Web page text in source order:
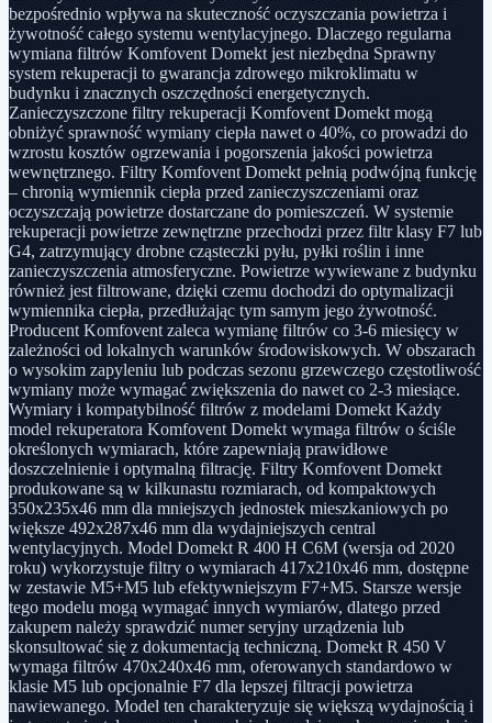
bezpośrednio wpływa na skuteczność oczyszczania powietrza i
żywotność całego systemu wentylacyjnego. Dlaczego regularna
wymiana filtrów Komfovent Domekt jest niezbędna Sprawny
system rekuperacji to gwarancja zdrowego mikroklimatu w
budynku i znacznych oszczędności energetycznych.
Zanieczyszczone filtry rekuperacji Komfovent Domekt mogą
obniżyć sprawność wymiany ciepła nawet o 40%, co prowadzi do
wzrostu kosztów ogrzewania i pogorszenia jakości powietrza
wewnętrznego. Filtry Komfovent Domekt pełnią podwójną funkcję
– chronią wymiennik ciepła przed zanieczyszczeniami oraz
oczyszczają powietrze dostarczane do pomieszczeń. W systemie
rekuperacji powietrze zewnętrzne przechodzi przez filtr klasy F7 lub
G4, zatrzymujący drobne cząsteczki pyłu, pyłki roślin i inne
zanieczyszczenia atmosferyczne. Powietrze wywiewane z budynku
również jest filtrowane, dzięki czemu dochodzi do optymalizacji
wymiennika ciepła, przedłużając tym samym jego żywotność.
Producent Komfovent zaleca wymianę filtrów co 3-6 miesięcy w
zależności od lokalnych warunków środowiskowych. W obszarach
o wysokim zapyleniu lub podczas sezonu grzewczego częstotliwość
wymiany może wymagać zwiększenia do nawet co 2-3 miesiące.
Wymiary i kompatybilność filtrów z modelami Domekt Każdy
model rekuperatora Komfovent Domekt wymaga filtrów o ściśle
określonych wymiarach, które zapewniają prawidłowe
doszczelnienie i optymalną filtrację. Filtry Komfovent Domekt
produkowane są w kilkunastu rozmiarach, od kompaktowych
350x235x46 mm dla mniejszych jednostek mieszkaniowych po
większe 492x287x46 mm dla wydajniejszych central
wentylacyjnych. Model Domekt R 400 H C6M (wersja od 2020
roku) wykorzystuje filtry o wymiarach 417x210x46 mm, dostępne
w zestawie M5+M5 lub efektywniejszym F7+M5. Starsze wersje
tego modelu mogą wymagać innych wymiarów, dlatego przed
zakupem należy sprawdzić numer seryjny urządzenia lub
skonsultować się z dokumentacją techniczną. Domekt R 450 V
wymaga filtrów 470x240x46 mm, oferowanych standardowo w
klasie M5 lub opcjonalnie F7 dla lepszej filtracji powietrza
nawiewanego. Model ten charakteryzuje się większą wydajnością i